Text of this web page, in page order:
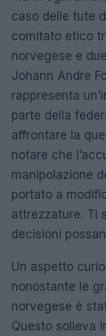
caso delle tute
comitato etico
norvegese e
Johann Andre
rappresenta
parte della
affrontare la
notare che
manipolazione
portato a
attrezzature. Ti
decisioni
Un aspetto
nonostante le
norvegese è
Questo solleva